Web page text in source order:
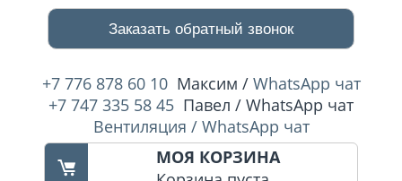
Заказать обратный звонок
+7 776 878 60 10 Максим / WhatsApp чат
+7 747 335 58 45 Павел / WhatsApp чат
Вентиляция / WhatsApp чат
МОЯ КОРЗИНА